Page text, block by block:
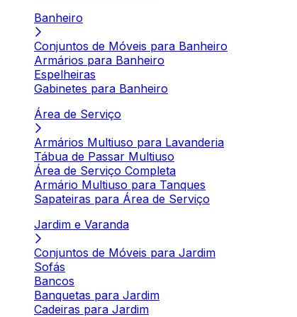
Banheiro
Conjuntos de Móveis para Banheiro
Armários para Banheiro
Espelheiras
Gabinetes para Banheiro
Área de Serviço
Armários Multiuso para Lavanderia
Tábua de Passar Multiuso
Área de Serviço Completa
Armário Multiuso para Tanques
Sapateiras para Área de Serviço
Jardim e Varanda
Conjuntos de Móveis para Jardim
Sofás
Bancos
Banquetas para Jardim
Cadeiras para Jardim